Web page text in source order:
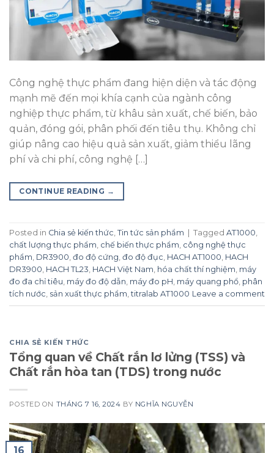
Công nghệ thực phẩm đang hiện diện và tác động
mạnh mẽ đến mọi khía cạnh của ngành công
nghiệp thực phẩm, từ khâu sản xuất, chế biến, bảo
quản, đóng gói, phân phối đến tiêu thụ. Không chỉ
giúp nâng cao hiệu quả sản xuất, giảm thiểu lãng
phí và chi phí, công nghệ […]
CONTINUE READING →
Posted in Chia sẻ kiến thức, Tin tức sản phẩm Tagged AT1000,
chất lượng thực phẩm, chế biến thực phẩm, công nghệ thực
phẩm, DR3900, đo độ cứng, đo độ đục, HACH AT1000, HACH
DR3900, HACH TL23, HACH Việt Nam, hóa chất thí nghiệm, máy
đo đa chỉ tiêu, máy đo độ dẫn, máy đo pH, máy quang phổ, phân
tích nước, sản xuất thực phẩm,titralab AT1000 Leave a comment
CHIA SẺ KIẾN THỨC
Tổng quan về Chất rắn lơ lửng (TSS) và
Chất rắn hòa tan (TDS) trong nước
POSTED ON THÁNG 7 16, 2024 BY NGHĨA NGUYỄN
16